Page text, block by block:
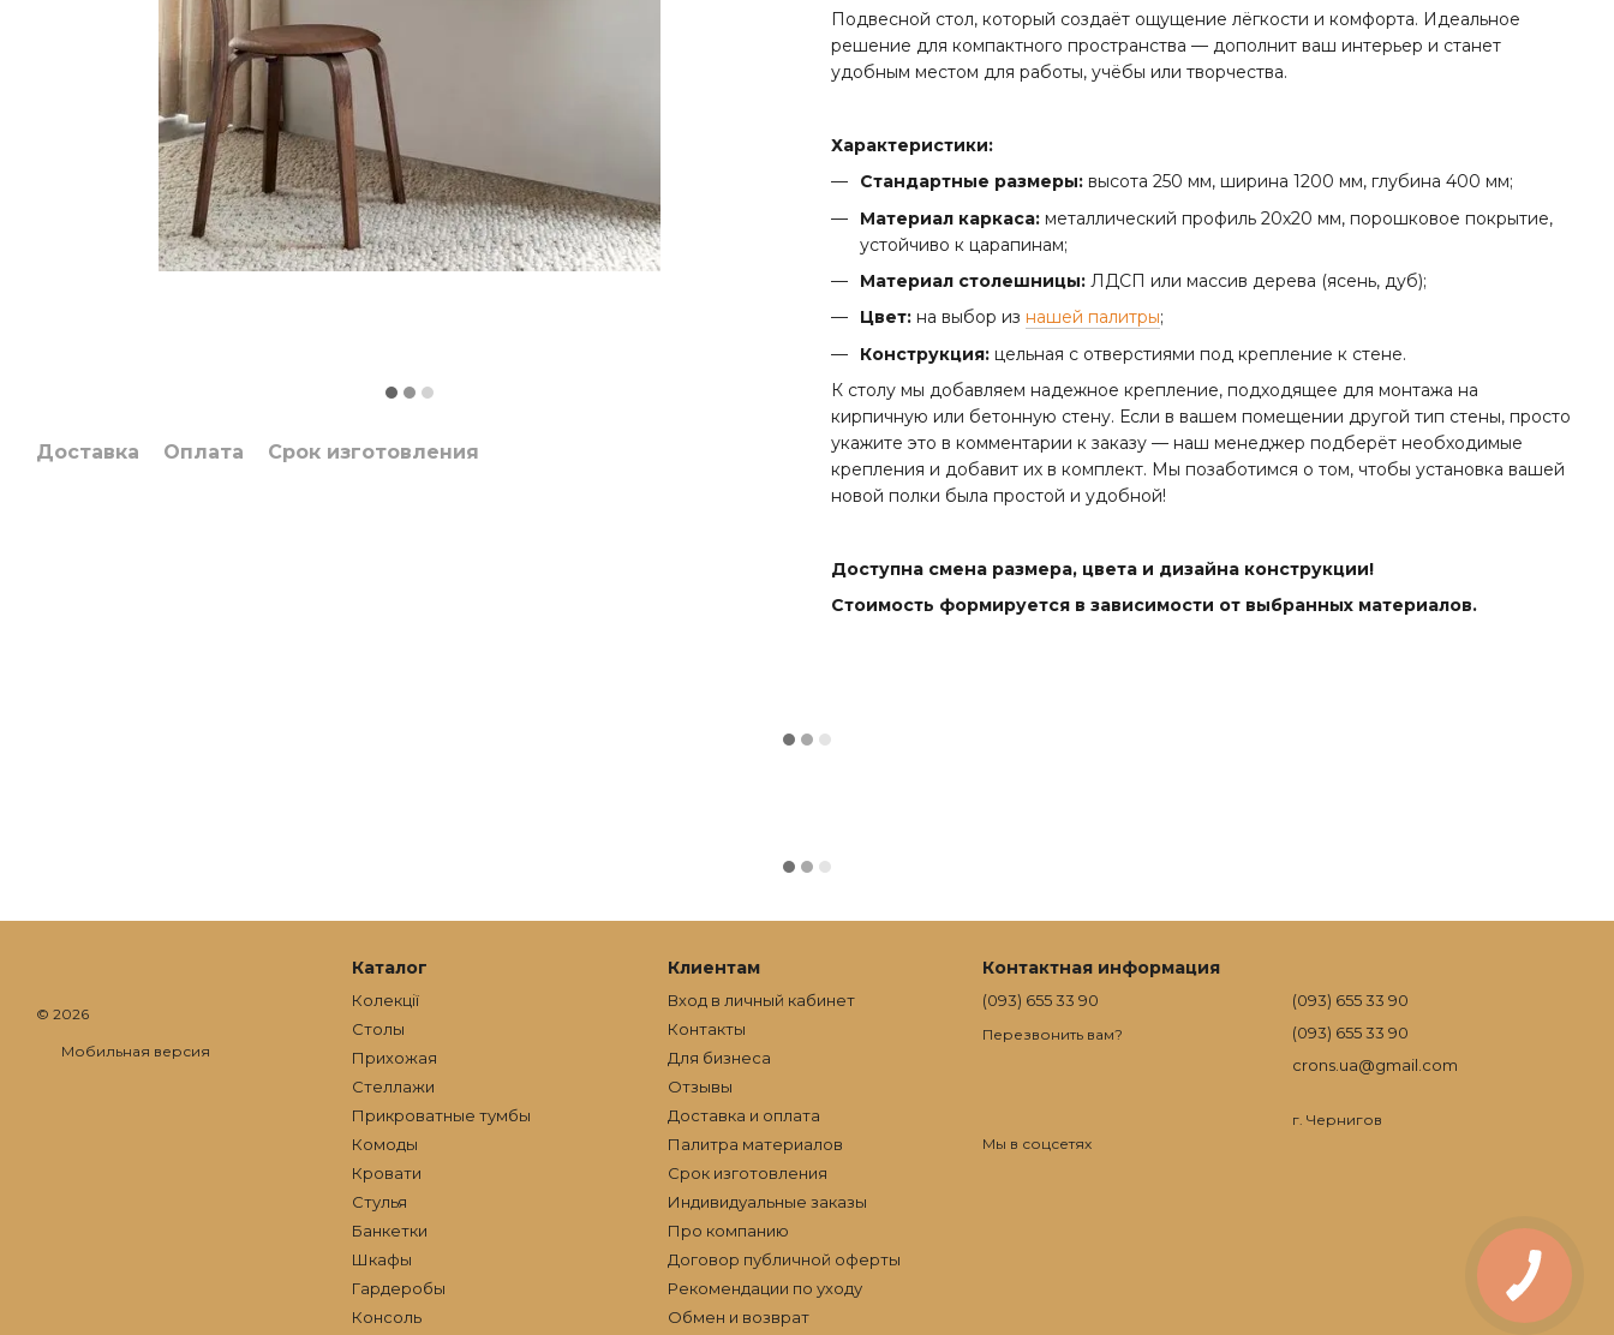
Доставка Оплата Срок изготовления
Подвесной стол, который создаёт ощущение лёгкости и комфорта. Идеальное
решение для компактного пространства — дополнит ваш интерьер и станет
удобным местом для работы, учёбы или творчества.
Характеристики:
Стандартные размеры: высота 250 мм, ширина 1200 мм, глубина 400 мм;
Материал каркаса: металлический профиль 20х20 мм, порошковое покрытие,
устойчиво к царапинам;
Материал столешницы: ЛДСП или массив дерева (ясень, дуб);
Цвет: на выбор из нашей палитры;
Конструкция: цельная с отверстиями под крепление к стене.
К столу мы добавляем надежное крепление, подходящее для монтажа на
кирпичную или бетонную стену. Если в вашем помещении другой тип стены, просто
укажите это в комментарии к заказу — наш менеджер подберёт необходимые
крепления и добавит их в комплект. Мы позаботимся о том, чтобы установка вашей
новой полки была простой и удобной!
Доступна смена размера, цвета и дизайна конструкции!
Стоимость формируется в зависимости от выбранных материалов.
© 2026
Мобильная версия
Каталог
Колекції
Столы
Прихожая
Стеллажи
Прикроватные тумбы
Комоды
Кровати
Стулья
Банкетки
Шкафы
Гардеробы
Консоль
Клиентам
Вход в личный кабинет
Контакты
Для бизнеса
Отзывы
Доставка и оплата
Палитра материалов
Срок изготовления
Индивидуальные заказы
Про компанию
Договор публичной оферты
Рекомендации по уходу
Обмен и возврат
Контактная информация
(093) 655 33 90
Перезвонить вам?
(093) 655 33 90
(093) 655 33 90
crons.ua@gmail.com
г. Чернигов
Мы в соцсетях